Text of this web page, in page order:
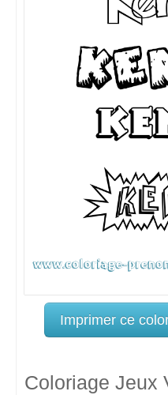
Imprimer ce
Coloriage Jeux